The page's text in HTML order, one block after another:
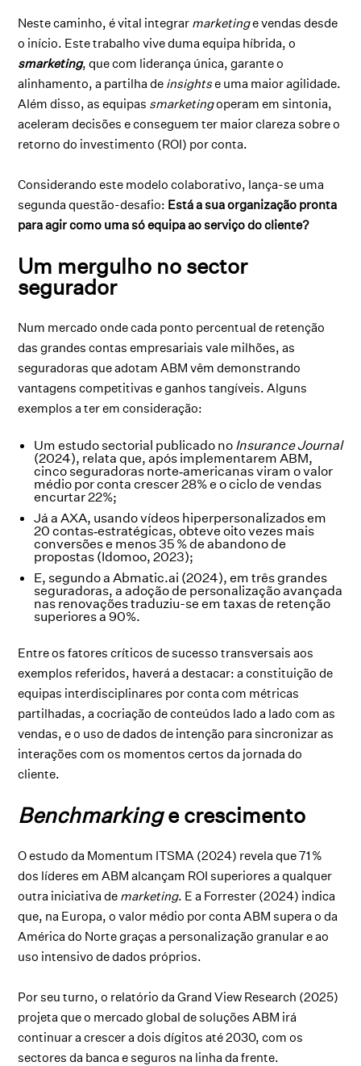
Neste caminho, é vital integrar marketinge vendas desde
o início. Este trabalho vive duma equipa híbrida, o
smarketing, que com liderança única, garante o
alinhamento, a partilha de insightse uma maior agilidade.
Além disso, as equipas smarketingoperam em sintonia,
aceleram decisões e conseguem ter maior clareza sobre o
retorno do investimento (ROI) por conta.
Considerando este modelo colaborativo, lança-se uma
segunda questão-desafio: Está a sua organização pronta
para agir como uma só equipa ao serviço do cliente?
Um mergulho no sector
segurador
Num mercado onde cada ponto percentual de retenção
das grandes contas empresariais vale milhões, as
seguradoras que adotam ABM vêm demonstrando
vantagens competitivas e ganhos tangíveis. Alguns
exemplos a ter em consideração:
Um estudo sectorial publicado no Insurance Journal
(2024), relata que, após implementarem ABM,
cinco seguradoras norte‑americanas viram o valor
médio por conta crescer 28% e o ciclo de vendas
encurtar 22%;
Já a AXA, usando vídeos hiperpersonalizados em
20 contas‑estratégicas, obteve oito vezes mais
conversões e menos 35 % de abandono de
propostas (Idomoo, 2023);
E, segundo a Abmatic.ai (2024), em três grandes
seguradoras, a adoção de personalização avançada
nas renovações traduziu-se em taxas de retenção
superiores a 90%.
Entre os fatores críticos de sucesso transversais aos
exemplos referidos, haverá a destacar: a constituição de
equipas interdisciplinares por conta com métricas
partilhadas, a cocriação de conteúdos lado a lado com as
vendas, e o uso de dados de intenção para sincronizar as
interações com os momentos certos da jornada do
cliente.
Benchmarkinge crescimento
O estudo da Momentum ITSMA (2024) revela que 71 %
dos líderes em ABM alcançam ROI superiores a qualquer
outra iniciativa de marketing. E a Forrester (2024) indica
que, na Europa, o valor médio por conta ABM supera o da
América do Norte graças a personalização granular e ao
uso intensivo de dados próprios.
Por seu turno, o relatório da Grand View Research (2025)
projeta que o mercado global de soluções ABM irá
continuar a crescer a dois dígitos até 2030, com os
sectores da banca e seguros na linha da frente.